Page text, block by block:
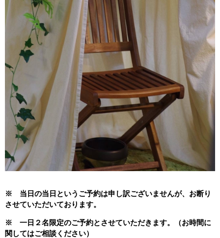
※ 当日の当日というご予約は申し訳ございませんが、お断り
させていただいております。
※ 一日２名限定のご予約とさせていただきます。（お時間に
関してはご相談ください）